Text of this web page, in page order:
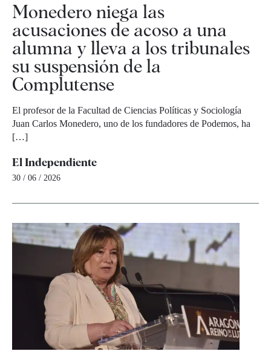
Monedero niega las
acusaciones de acoso a una
alumna y lleva a los tribunales
su suspensión de la
Complutense
El profesor de la Facultad de Ciencias Políticas y Sociología
Juan Carlos Monedero, uno de los fundadores de Podemos, ha
[…]
El Independiente
30 / 06 / 2026